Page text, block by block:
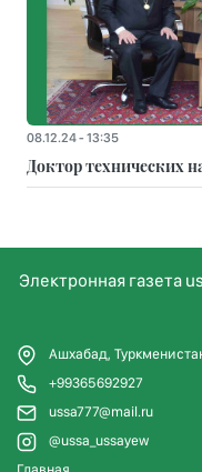
08.12.24 - 13:35
Доктор технических
Электронная газета
Ашхабад,
+99365692927
ussa777@mail.ru
@ussa_ussayew